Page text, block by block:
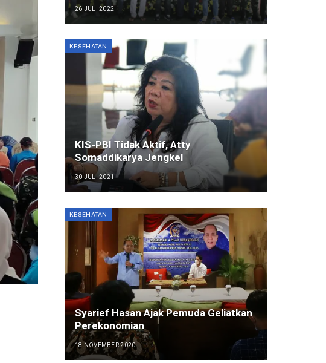
26 JULI 2022
KESEHATAN
KIS-PBI Tidak Aktif, Atty
Somaddikarya Jengkel
30 JULI 2021
KESEHATAN
Syarief Hasan Ajak Pemuda Geliatkan
Perekonomian
18 NOVEMBER 2020